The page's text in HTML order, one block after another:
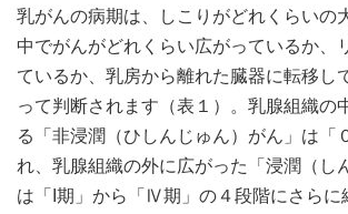
乳がんの病期は、しこりがどれくらいの
中でがんがどれくらい広がっているか、
ているか、乳房から離れた臓器に転移し
って判断されます（表１）。乳腺組織の
る「非浸潤（ひしんじゅん）がん」は「
れ、乳腺組織の外に広がった「浸潤（し
は「I期」から「Ⅳ期」の４段階にさらに